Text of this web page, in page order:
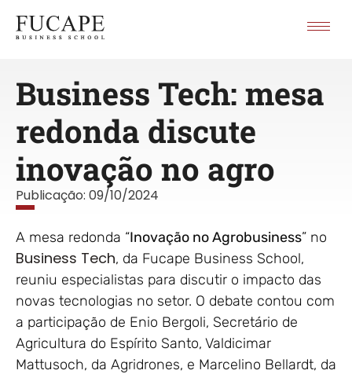
Business Tech: mesa
redonda discute
inovação no agro
Publicação: 09/10/2024
A mesa redonda “Inovação no Agrobusiness” no
Business Tech, da Fucape Business School,
reuniu especialistas para discutir o impacto das
novas tecnologias no setor. O debate contou com
a participação de Enio Bergoli, Secretário de
Agricultura do Espírito Santo, Valdicimar
Mattusoch, da Agridrones, e Marcelino Bellardt, da